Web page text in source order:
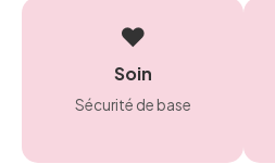
❤️
Soin
Sécurité de base